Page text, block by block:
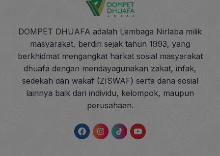
DOMPET DHUAFA adalah Lembaga Nirlaba milik
masyarakat, berdiri sejak tahun 1993, yang
berkhidmat mengangkat harkat sosial masyarakat
dhuafa dengan mendayagunakan zakat, infak,
sedekah dan wakaf (ZISWAF) serta dana sosial
lainnya baik dari individu, kelompok, maupun
perusahaan.